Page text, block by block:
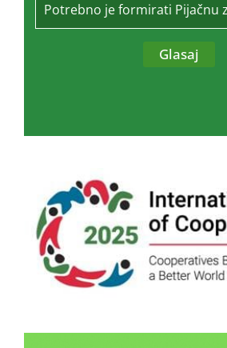
Potrebno je formirati Pijačnu